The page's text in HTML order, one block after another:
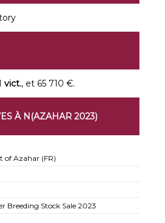
vict., et 65 710 €.
À N(AZAHAR 2023)
of Azahar (FR)
Breeding Stock Sale 2023